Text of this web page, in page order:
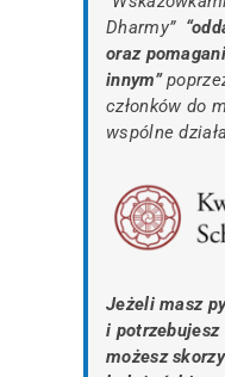
Dharmy”
oraz
innym”
członków do
wspólne
Jeżeli masz
i potrzebujesz
możesz